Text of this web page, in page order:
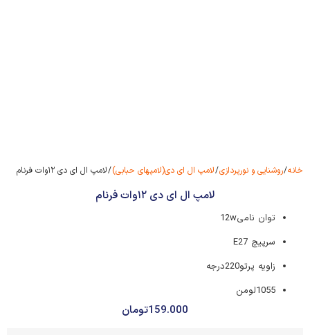
خانه/روشنایی و نورپردازی/لامپ ال ای دی(لامپهای حبابی)/ لامپ ال ای دی ۱۲وات فرنام
لامپ ال ای دی ۱۲وات فرنام
توان نامی12w
سرپیچ E27
زاویه پرتو220درجه
1055لومن
159.000تومان